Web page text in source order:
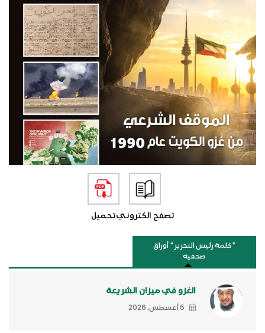
تصفح الكترونيتحميل
"كلمة رئيس التحرير " أوراق
صحفية
الغزو في ميزان الشريعة
5 أغسطس, 2026